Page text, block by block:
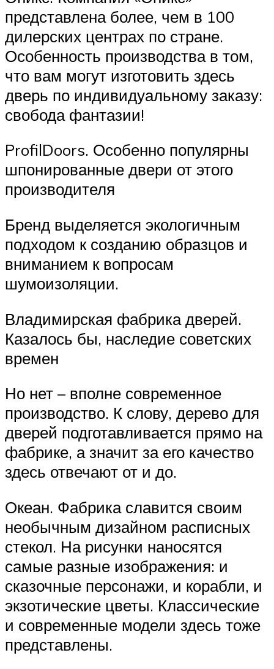
представлена более, чем в 100
дилерских центрах по стране.
Особенность производства в том,
что вам могут изготовить здесь
дверь по индивидуальному заказу:
свобода фантазии!
ProfilDoors. Особенно популярны
шпонированные двери от этого
производителя
Бренд выделяется экологичным
подходом к созданию образцов и
вниманием к вопросам
шумоизоляции.
Владимирская фабрика дверей.
Казалось бы, наследие советских
времен
Но нет – вполне современное
производство. К слову, дерево для
дверей подготавливается прямо на
фабрике, а значит за его качество
здесь отвечают от и до.
Океан. Фабрика славится своим
необычным дизайном расписных
стекол. На рисунки наносятся
самые разные изображения: и
сказочные персонажи, и корабли, и
экзотические цветы. Классические
и современные модели здесь тоже
представлены.